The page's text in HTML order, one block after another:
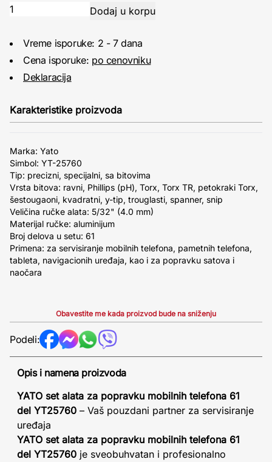
Vreme isporuke: 2 - 7 dana
Cena isporuke: po cenovniku
Deklaracija
Karakteristike proizvoda
Marka: Yato
Simbol: YT-25760
Tip: precizni, specijalni, sa bitovima
Vrsta bitova: ravni, Phillips (pH), Torx, Torx TR, petokraki Torx,
šestougaoni, kvadratni, y-tip, trouglasti, spanner, snip
Veličina ručke alata: 5/32" (4.0 mm)
Materijal ručke: aluminijum
Broj delova u setu: 61
Primena: za servisiranje mobilnih telefona, pametnih telefona,
tableta, navigacionih uređaja, kao i za popravku satova i
naočara
Obavestite me kada proizvod bude na sniženju
Podeli:
Opis i namena proizvoda
YATO set alata za popravku mobilnih telefona 61
del YT25760 – Vaš pouzdani partner za servisiranje
uređaja
YATO set alata za popravku mobilnih telefona 61
del YT25760 je sveobuhvatan i profesionalno